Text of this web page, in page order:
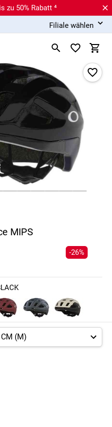
zu 50% Rabatt ⁴
Filiale wählen
MIPS
-26%